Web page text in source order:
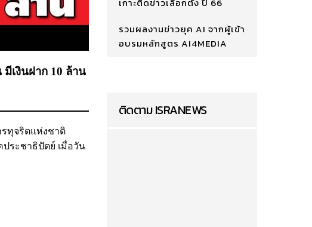
เงินฝาก 10 ล้าน
รทุจริตแห่งชาติ
ระชาธิปัตย์ เมื่อวัน
รวมผลงานข่าวยุค AI จากผู้เข้า
อบรมหลักสูตร AI4MEDIA
ติดตาม ISRANEWS